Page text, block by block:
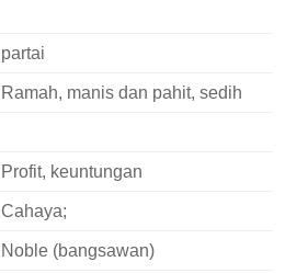
partai
Ramah, manis dan pahit, sedih
Profit, keuntungan
Cahaya;
Noble (bangsawan)